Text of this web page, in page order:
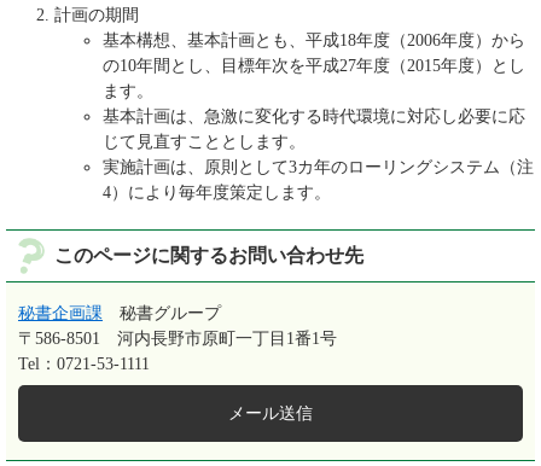
計画の期間
基本構想、基本計画とも、平成18年度（2006年度）から
の10年間とし、目標年次を平成27年度（2015年度）とし
ます。
基本計画は、急激に変化する時代環境に対応し必要に応
じて見直すこととします。
実施計画は、原則として3カ年のローリングシステム（注
4）により毎年度策定します。
このページに関するお問い合わせ先
秘書企画課
秘書グループ
〒586-8501
河内長野市原町一丁目1番1号
Tel：0721-53-1111
メール送信